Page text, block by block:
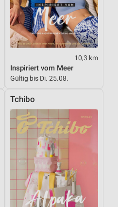
10,3 km
Inspiriert vom Meer
Gültig bis Di. 25.08.
Tchibo